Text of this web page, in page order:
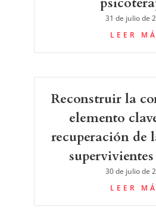
31 de julio de
LEER
Reconstruir la
elemento
recuperación de
30 de julio de
LEER